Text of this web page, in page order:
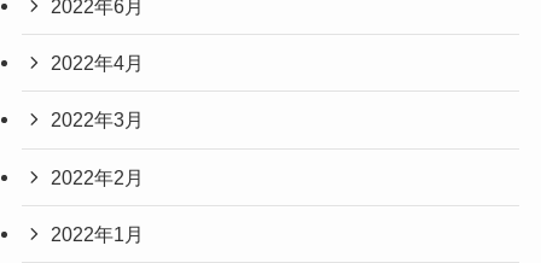
2022年6月
2022年4月
2022年3月
2022年2月
2022年1月